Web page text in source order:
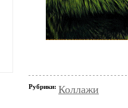
Рубрики: Коллажи